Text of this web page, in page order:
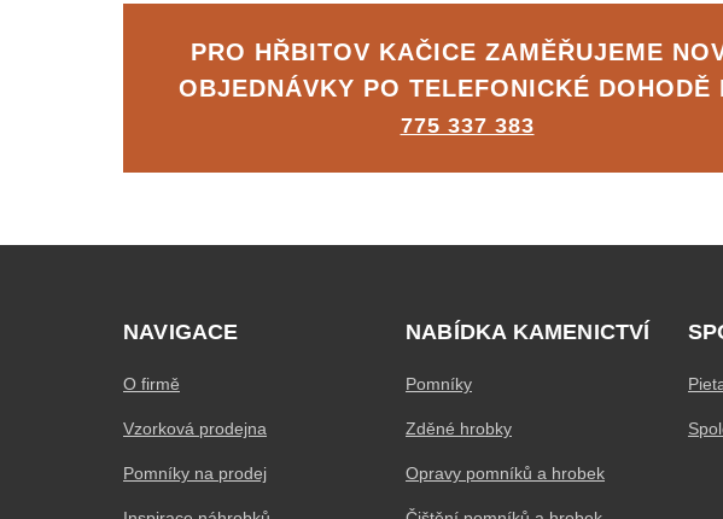
PRO HŘBITOV KAČICE ZAMĚŘUJEME
OBJEDNÁVKY PO TELEFONICKÉ DOHODĚ
775 337 383
NAVIGACE
O firmě
Vzorková prodejna
Pomníky na prodej
NABÍDKA KAMENICTVÍ
Pomníky
Zděné hrobky
Opravy pomníků a hrobek